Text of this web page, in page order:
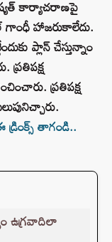
కార్యాచరాణపై
హాజరుకాలేదు.
ప్లాన్‌ చేస్తున్నాం
ప్రతిపక్ష
తాగండి..
ఉగ్రవాదిలా